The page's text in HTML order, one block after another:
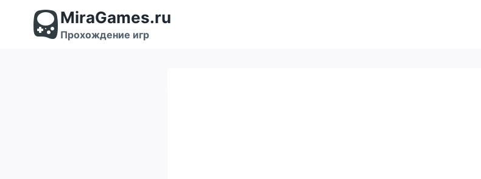
содержимому
MiraGames.ru
Прохождение игр